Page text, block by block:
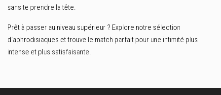
sans te prendre la tête.
Prêt à passer au niveau supérieur ? Explore notre sélection
d’aphrodisiaques et trouve le match parfait pour une intimité plus
intense et plus satisfaisante.